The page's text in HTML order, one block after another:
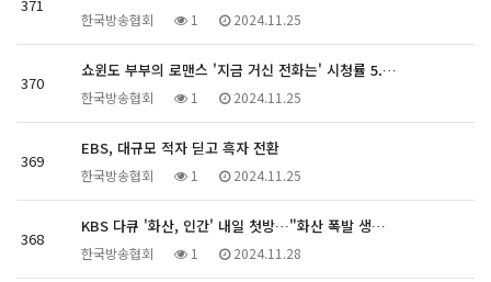
371
한국방송협회 1 2024.11.25
370
쇼윈도 부부의 로맨스 '지금 거신 전화는' 시청률 5.…
한국방송협회 1 2024.11.25
369
EBS, 대규모 적자 딛고 흑자 전환
한국방송협회 1 2024.11.25
368
KBS 다큐 '화산, 인간' 내일 첫방…"화산 폭발 생…
한국방송협회 1 2024.11.28